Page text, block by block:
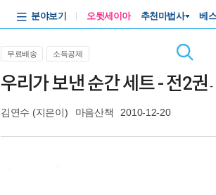
분야보기 오뒷세이아 추천마법사 베
무료배송 소득공제
우리가 보낸 순간 세트 - 전2권-
김연수 (지은이) 마음산책 2010-12-20